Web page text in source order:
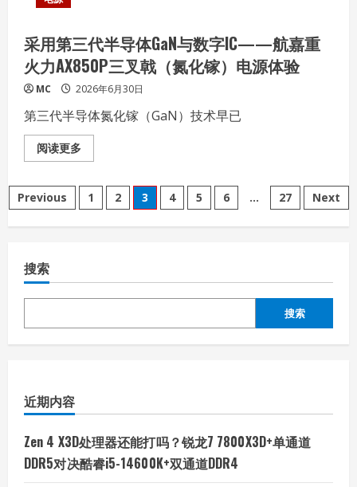
手
实
战
采用第三代半导体GaN与数字IC——航嘉重
火力AX850P三叉戟（氮化镓）电源体验
MC 2026年6月30日
第三代半导体氮化镓（GaN）技术早已
阅读更多Read
more
用
第
三
代
与
字
——
嘉
叉
（氮
化
镓）
电
源
文
章
分
页
Previous 1 2 3 4 5 6 … 27 Next
搜索
搜索
近期内容
Zen 4 X3D处理器还能打吗？锐龙7 7800X3D+单通道
DDR5对决酷睿i5-14600K+双通道DDR4